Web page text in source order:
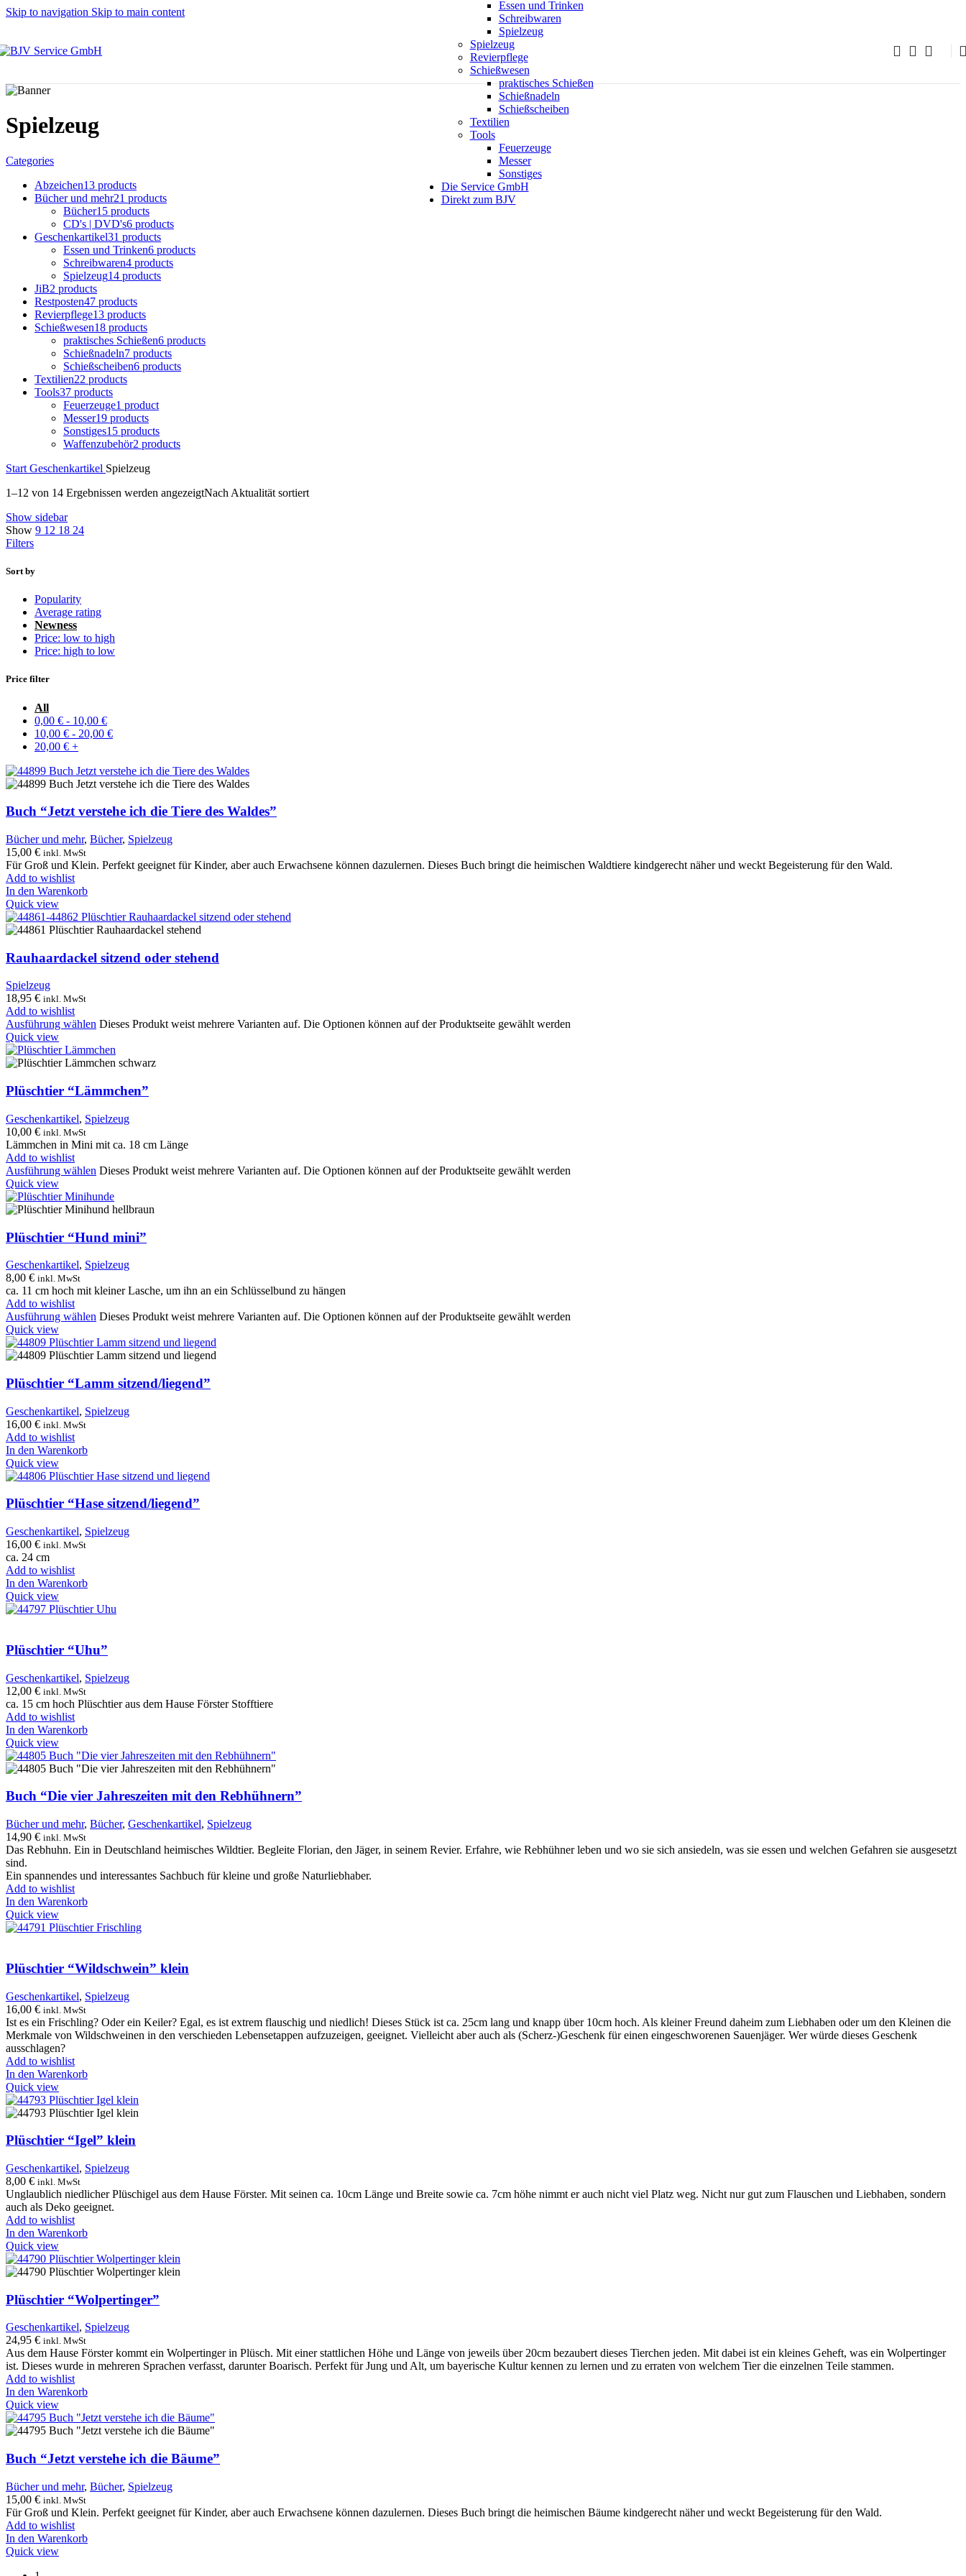
Skip to navigation Skip to main content
Essen und Trinken
Schreibwaren
Spielzeug
Spielzeug
Revierpflege
Schießwesen
praktisches Schießen
Schießnadeln
Schießscheiben
Textilien
Tools
Feuerzeuge
Messer
Sonstiges
Die Service GmbH
Direkt zum BJV
Spielzeug
Categories
Abzeichen13 products
Bücher und mehr21 products
Bücher15 products
CD's | DVD's6 products
Geschenkartikel31 products
Essen und Trinken6 products
Schreibwaren4 products
Spielzeug14 products
JiB2 products
Restposten47 products
Revierpflege13 products
Schießwesen18 products
praktisches Schießen6 products
Schießnadeln7 products
Schießscheiben6 products
Textilien22 products
Tools37 products
Feuerzeuge1 product
Messer19 products
Sonstiges15 products
Waffenzubehör2 products
Start Geschenkartikel Spielzeug
1–12 von 14 Ergebnissen werden angezeigtNach Aktualität sortiert
Show sidebar
Show 9 12 18 24
Filters
Sort by
Popularity
Average rating
Newness
Price: low to high
Price: high to low
Price filter
All
0,00 € - 10,00 €
10,00 € - 20,00 €
20,00 € +
Buch “Jetzt verstehe ich die Tiere des Waldes”
Bücher und mehr, Bücher, Spielzeug
15,00 € inkl. MwSt
Für Groß und Klein. Perfekt geeignet für Kinder, aber auch Erwachsene können dazulernen. Dieses Buch bringt die heimischen Waldtiere kindgerecht näher und weckt Begeisterung für den Wald.
Add to wishlist
In den Warenkorb
Quick view
Rauhaardackel sitzend oder stehend
Spielzeug
18,95 € inkl. MwSt
Add to wishlist
Ausführung wählen Dieses Produkt weist mehrere Varianten auf. Die Optionen können auf der Produktseite gewählt werden
Quick view
Plüschtier “Lämmchen”
Geschenkartikel, Spielzeug
10,00 € inkl. MwSt
Lämmchen in Mini mit ca. 18 cm Länge
Add to wishlist
Ausführung wählen Dieses Produkt weist mehrere Varianten auf. Die Optionen können auf der Produktseite gewählt werden
Quick view
Plüschtier “Hund mini”
Geschenkartikel, Spielzeug
8,00 € inkl. MwSt
ca. 11 cm hoch mit kleiner Lasche, um ihn an ein Schlüsselbund zu hängen
Add to wishlist
Ausführung wählen Dieses Produkt weist mehrere Varianten auf. Die Optionen können auf der Produktseite gewählt werden
Quick view
Plüschtier “Lamm sitzend/liegend”
Geschenkartikel, Spielzeug
16,00 € inkl. MwSt
Add to wishlist
In den Warenkorb
Quick view
Plüschtier “Hase sitzend/liegend”
Geschenkartikel, Spielzeug
16,00 € inkl. MwSt
ca. 24 cm
Add to wishlist
In den Warenkorb
Quick view
Plüschtier “Uhu”
Geschenkartikel, Spielzeug
12,00 € inkl. MwSt
ca. 15 cm hoch Plüschtier aus dem Hause Förster Stofftiere
Add to wishlist
In den Warenkorb
Quick view
Buch “Die vier Jahreszeiten mit den Rebhühnern”
Bücher und mehr, Bücher, Geschenkartikel, Spielzeug
14,90 € inkl. MwSt
Das Rebhuhn. Ein in Deutschland heimisches Wildtier. Begleite Florian, den Jäger, in seinem Revier. Erfahre, wie Rebhühner leben und wo sie sich ansiedeln, was sie essen und welchen Gefahren sie ausgesetzt
sind.
Ein spannendes und interessantes Sachbuch für kleine und große Naturliebhaber.
Add to wishlist
In den Warenkorb
Quick view
Plüschtier “Wildschwein” klein
Geschenkartikel, Spielzeug
16,00 € inkl. MwSt
Ist es ein Frischling? Oder ein Keiler? Egal, es ist extrem flauschig und niedlich! Dieses Stück ist ca. 25cm lang und knapp über 10cm hoch. Als kleiner Freund daheim zum Liebhaben oder um den Kleinen die
Merkmale von Wildschweinen in den verschieden Lebensetappen aufzuzeigen, geeignet. Vielleicht aber auch als (Scherz-)Geschenk für einen eingeschworenen Sauenjäger. Wer würde dieses Geschenk
ausschlagen?
Add to wishlist
In den Warenkorb
Quick view
Plüschtier “Igel” klein
Geschenkartikel, Spielzeug
8,00 € inkl. MwSt
Unglaublich niedlicher Plüschigel aus dem Hause Förster. Mit seinen ca. 10cm Länge und Breite sowie ca. 7cm höhe nimmt er auch nicht viel Platz weg. Nicht nur gut zum Flauschen und Liebhaben, sondern
auch als Deko geeignet.
Add to wishlist
In den Warenkorb
Quick view
Plüschtier “Wolpertinger”
Geschenkartikel, Spielzeug
24,95 € inkl. MwSt
Aus dem Hause Förster kommt ein Wolpertinger in Plüsch. Mit einer stattlichen Höhe und Länge von jeweils über 20cm bezaubert dieses Tierchen jeden. Mit dabei ist ein kleines Geheft, was ein Wolpertinger
ist. Dieses wurde in mehreren Sprachen verfasst, darunter Boarisch. Perfekt für Jung und Alt, um bayerische Kultur kennen zu lernen und zu erraten von welchem Tier die einzelnen Teile stammen.
Add to wishlist
In den Warenkorb
Quick view
Buch “Jetzt verstehe ich die Bäume”
Bücher und mehr, Bücher, Spielzeug
15,00 € inkl. MwSt
Für Groß und Klein. Perfekt geeignet für Kinder, aber auch Erwachsene können dazulernen. Dieses Buch bringt die heimischen Bäume kindgerecht näher und weckt Begeisterung für den Wald.
Add to wishlist
In den Warenkorb
Quick view